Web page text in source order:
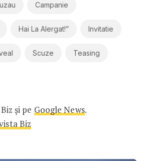
Campanie
Hai La Alergat!” Invitatie
Scuze Teasing
și pe Google News.
Biz